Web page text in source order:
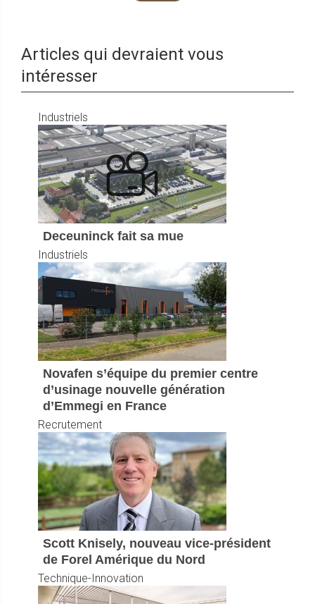
Articles qui devraient vous
intéresser
Industriels
Deceuninck fait sa mue
Industriels
Novafen s’équipe du premier centre
d’usinage nouvelle génération
d’Emmegi en France
Recrutement
Scott Knisely, nouveau vice-président
de Forel Amérique du Nord
Technique-Innovation